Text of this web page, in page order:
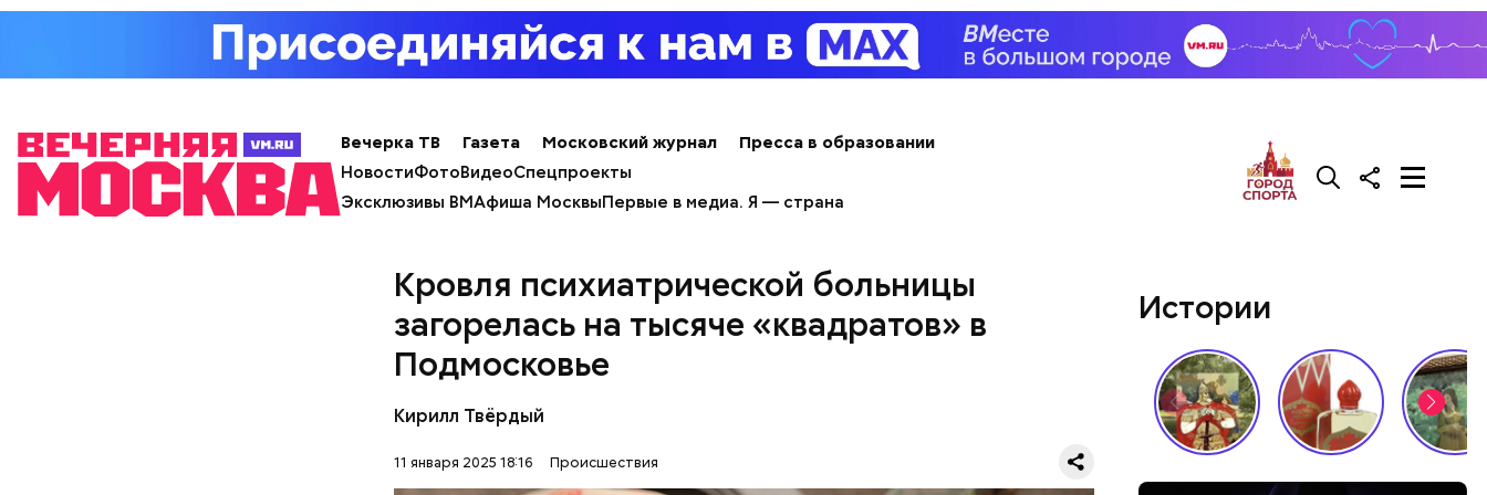
Вечерка ТВ Газета Московский журнал
Пресса в образовании
НовостиФотоВидеоСпецпроекты
Эксклюзивы ВМАфиша МосквыПервые в медиа. Я — страна
Кровля психиатрической больницы
загорелась на тысяче «квадратов» в
Подмосковье
Кирилл Твёрдый
11 января 2025 18:16 Происшествия
Примечательно, что летом 2023 года на Мутаева уже нападали возле
Школы единоборств. Тогда неизвестный несколько раз выстрелил в
спортсмена из травматического пистолета, а боецоткрыл огоньв
Истории